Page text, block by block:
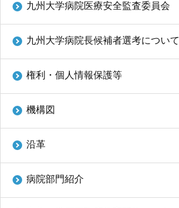
九州大学病院医療安全監査委員会
九州大学病院長候補者選考について
権利・個人情報保護等
機構図
沿革
病院部門紹介